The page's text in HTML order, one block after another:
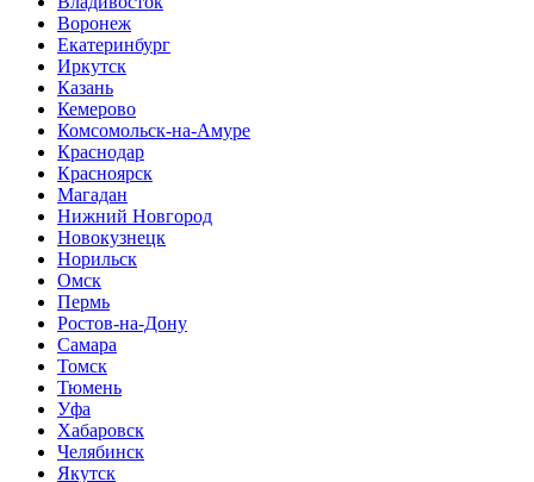
Воронеж
Екатеринбург
Иркутск
Казань
Кемерово
Комсомольск-на-Амуре
Краснодар
Красноярск
Магадан
Нижний Новгород
Новокузнецк
Норильск
Омск
Пермь
Ростов-на-Дону
Самара
Томск
Тюмень
Уфа
Хабаровск
Челябинск
Якутск